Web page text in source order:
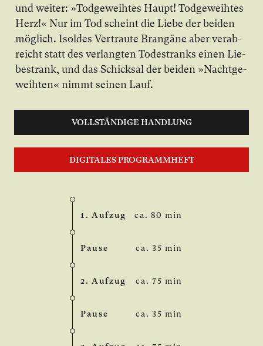
und wei­ter: »Tod­ge­weih­tes Haupt! Tod­ge­weih­tes
Herz!« Nur im Tod scheint die Lie­be der bei­den
mög­lich. Isol­des Ver­trau­te Bran­gä­ne aber ver­ab­
reicht statt des ver­lang­ten To­des­tranks ei­nen Lie­
bes­trank, und das Schick­sal der bei­den »Nacht­ge­
weih­ten« nimmt sei­nen Lauf.
VOLLSTÄNDIGE HANDLUNG
DIGITALES PROGRAMMHEFT
1. Aufzug ca. 80 min
Pause ca. 35 min
2. Aufzug ca. 75 min
Pause ca. 35 min